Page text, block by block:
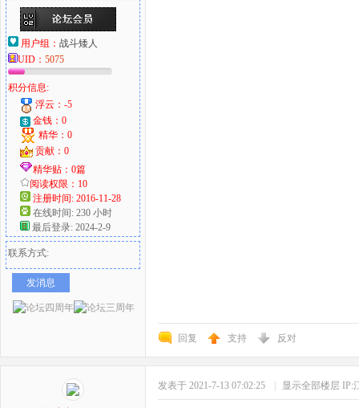
用户组： 战斗矮人
UID： 5075
积分信息:
浮云：-5
金钱：0
精华：0
贡献：0
精华贴：0篇
阅读权限：10
注册时间: 2016-11-28
在线时间: 230 小时
最后登录: 2024-2-9
联系方式:
发消息
回复 支持 反对
发表于 2021-7-13 07:02:25 显示全部楼层 IP: